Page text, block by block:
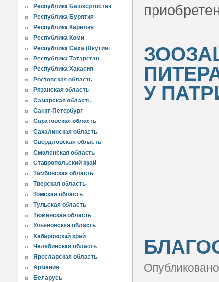
Республика Башкортостан
Республика Бурятия
Республика Карелия
Республика Коми
Республика Саха (Якутия)
Республика Татарстан
Республика Хакасия
Ростовская область
Рязанская область
Самарская область
Санкт-Петербург
Саратовская область
Сахалинская область
Свердловская область
Смоленская область
Ставропольский край
Тамбовская область
Тверская область
Томская область
Тульская область
Тюменская область
Ульяновская область
Хабаровский край
Челябинская область
Ярославская область
Армения
Беларусь
У